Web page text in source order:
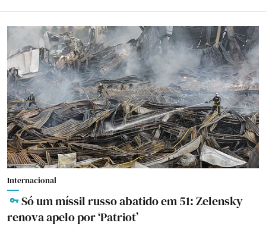
Internacional
Só um míssil russo abatido em 51: Zelensky
renova apelo por ‘Patriot’